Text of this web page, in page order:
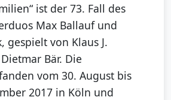
ist der 73. Fall des
Max Ballauf und
gespielt von Klaus J.
Bär. Die
vom 30. August bis
2017 in Köln und